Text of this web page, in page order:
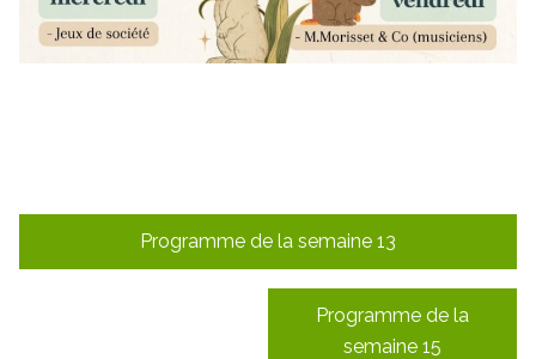
Navigation
de
Programme de la semaine 13
Programme de la
semaine 15